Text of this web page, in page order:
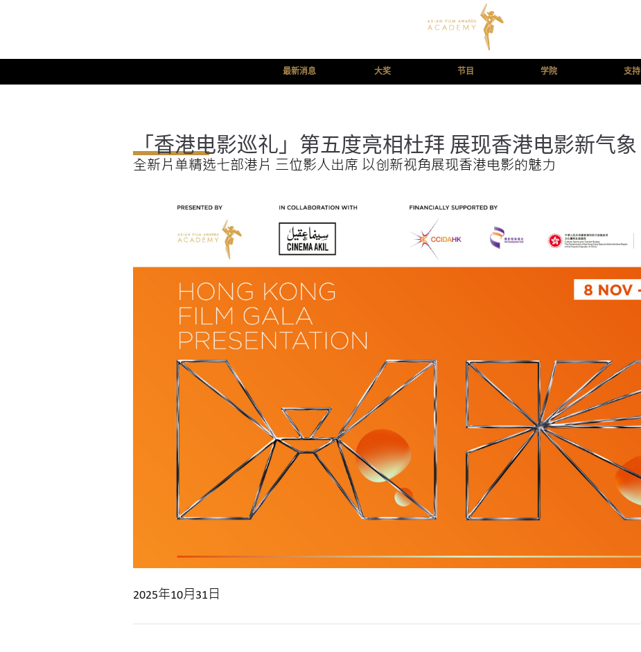
最新消息 大奖 节目 学院 支持
「香港电影巡礼」第五度亮相杜拜 展现香港电影新气象
全新片单精选七部港片 三位影人出席 以创新视角展现香港电影的魅力
2025年10月31日